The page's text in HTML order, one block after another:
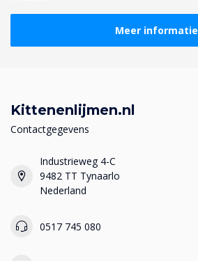
Meer informatie
Kittenenlijmen.nl
Contactgegevens
Industrieweg 4-C
9482 TT Tynaarlo
Nederland
0517 745 080